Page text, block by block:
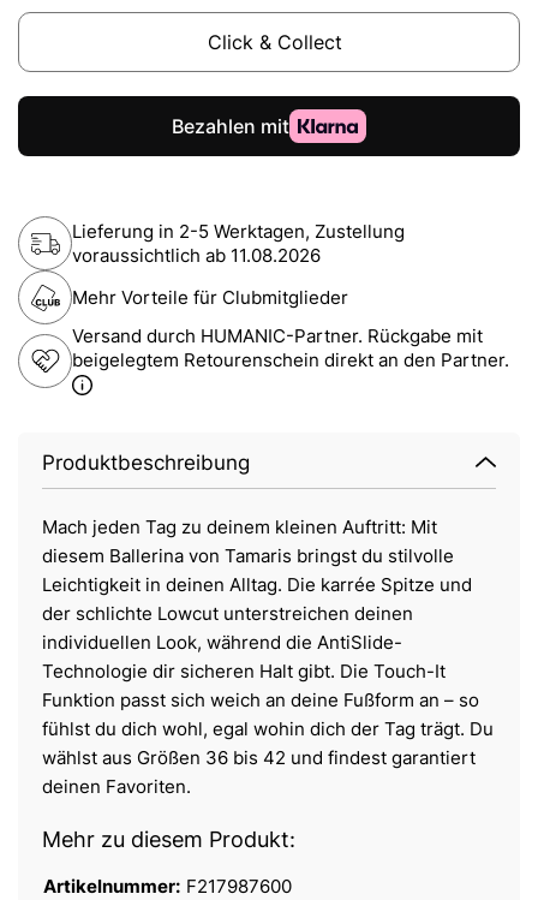
Click & Collect
Lieferung in 2-5 Werktagen, Zustellung
voraussichtlich ab 11.08.2026
Mehr Vorteile für Clubmitglieder
Versand durch HUMANIC-Partner. Rückgabe mit
beigelegtem Retourenschein direkt an den Partner.
Produktbeschreibung
Mach jeden Tag zu deinem kleinen Auftritt: Mit
diesem Ballerina von Tamaris bringst du stilvolle
Leichtigkeit in deinen Alltag. Die karrée Spitze und
der schlichte Lowcut unterstreichen deinen
individuellen Look, während die AntiSlide-
Technologie dir sicheren Halt gibt. Die Touch-It
Funktion passt sich weich an deine Fußform an – so
fühlst du dich wohl, egal wohin dich der Tag trägt. Du
wählst aus Größen 36 bis 42 und findest garantiert
deinen Favoriten.
Mehr zu diesem Produkt:
Artikelnummer: F217987600